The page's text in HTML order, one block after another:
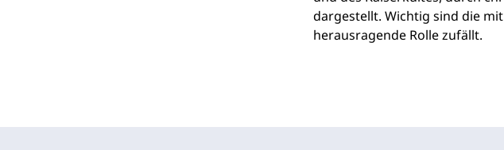
dargestellt. Wichtig sind die
herausragende Rolle zufällt.